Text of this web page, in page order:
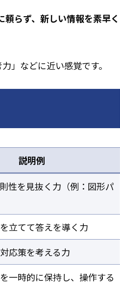
らず、新しい情報を素早く
」などに近い感覚です。
説明例
性を見抜く力（例：図形パ
立てて答えを導く力
応策を考える力
一時的に保持し、操作する